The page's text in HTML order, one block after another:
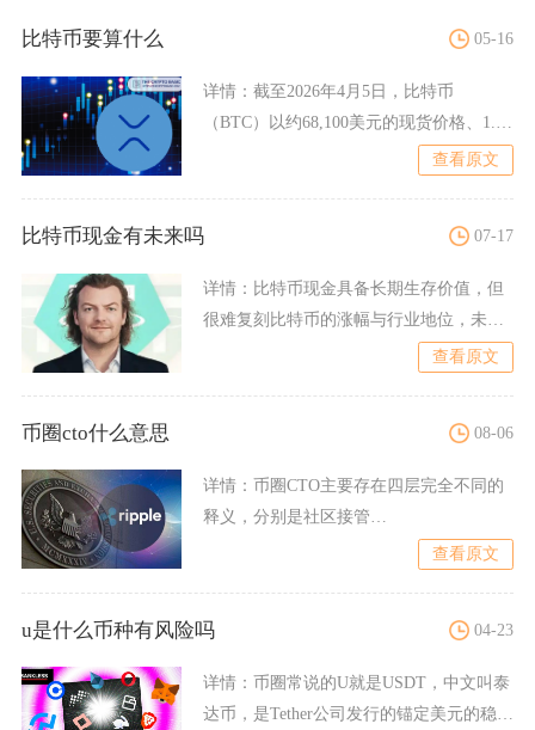
比特币要算什么 05-16
详情： 截至2026年4月5日，比特币
（BTC）以约68,100美元的现货价格、1.37
查看原文
比特币现金有未来吗 07-17
详情： 比特币现金具备长期生存价值，但
很难复刻比特币的涨幅与行业地位，未来
查看原文
币圈cto什么意思 08-06
详情： 币圈CTO主要存在四层完全不同的
释义，分别是社区接管
查看原文
u是什么币种有风险吗 04-23
详情： 币圈常说的U就是USDT，中文叫泰
达币，是Tether公司发行的锚定美元的稳定